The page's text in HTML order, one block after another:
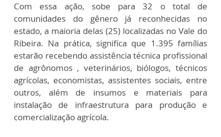
Com essa ação, sobe para 32 o total de
comunidades do gênero já reconhecidas no
estado, a maioria delas (25) localizadas no Vale do
Ribeira. Na prática, significa que 1.395 famílias
estarão recebendo assistência técnica profissional
de agrônomos , veterinários, biólogos, técnicos
agrícolas, economistas, assistentes sociais, entre
outros, além de insumos e materiais para
instalação de infraestrutura para produção e
comercialização agrícola.